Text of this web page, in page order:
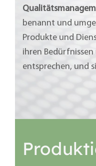
benannt und
Produkte und
ihren
entsprechen, und